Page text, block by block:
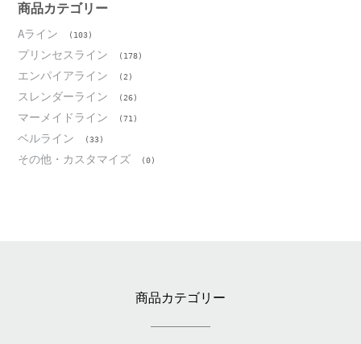
ブ
商品カテゴリー
Aライン (103)
プリンセスライン (178)
エンパイアライン (2)
スレンダーライン (26)
マーメイドライン (71)
ベルライン (33)
その他・カスタマイズ (0)
商品カテゴリー